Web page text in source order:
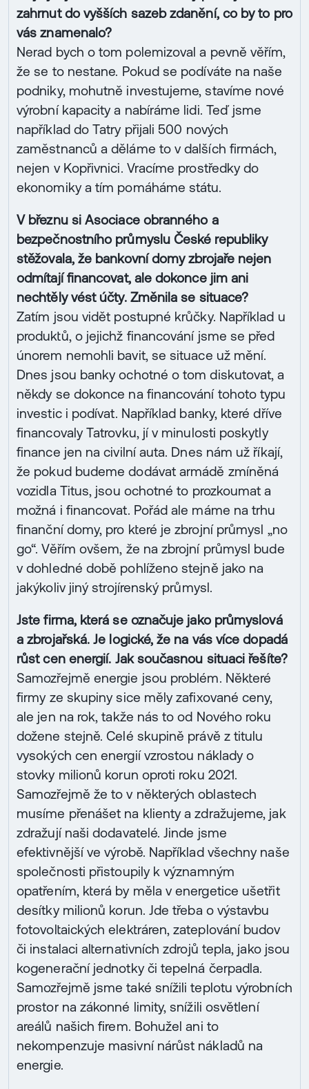
zahrnut do vyšších sazeb zdanění, co by to pro
vás znamenalo?
Nerad bych o tom polemizoval a pevně věřím,
že se to nestane. Pokud se podíváte na naše
podniky, mohutně investujeme, stavíme nové
výrobní kapacity a nabíráme lidi. Teď jsme
například do Tatry přijali 500 nových
zaměstnanců a děláme to v dalších firmách,
nejen v Kopřivnici. Vracíme prostředky do
ekonomiky a tím pomáháme státu.
V březnu si Asociace obranného a
bezpečnostního průmyslu České republiky
stěžovala, že bankovní domy zbrojaře nejen
odmítají financovat, ale dokonce jim ani
nechtěly vést účty. Změnila se situace?
Zatím jsou vidět postupné krůčky. Například u
produktů, o jejichž financování jsme se před
únorem nemohli bavit, se situace už mění.
Dnes jsou banky ochotné o tom diskutovat, a
někdy se dokonce na financování tohoto typu
investic i podívat. Například banky, které dříve
financovaly Tatrovku, jí v minulosti poskytly
finance jen na civilní auta. Dnes nám už říkají,
že pokud budeme dodávat armádě zmíněná
vozidla Titus, jsou ochotné to prozkoumat a
možná i financovat. Pořád ale máme na trhu
finanční domy, pro které je zbrojní průmysl „no
go“. Věřím ovšem, že na zbrojní průmysl bude
v dohledné době pohlíženo stejně jako na
jakýkoliv jiný strojírenský průmysl.
Jste firma, která se označuje jako průmyslová
a zbrojařská. Je logické, že na vás více dopadá
růst cen energií. Jak současnou situaci řešíte?
Samozřejmě energie jsou problém. Některé
firmy ze skupiny sice měly zafixované ceny,
ale jen na rok, takže nás to od Nového roku
dožene stejně. Celé skupině právě z titulu
vysokých cen energií vzrostou náklady o
stovky milionů korun oproti roku 2021.
Samozřejmě že to v některých oblastech
musíme přenášet na klienty a zdražujeme, jak
zdražují naši dodavatelé. Jinde jsme
efektivnější ve výrobě. Například všechny naše
společnosti přistoupily k významným
opatřením, která by měla v energetice ušetřit
desítky milionů korun. Jde třeba o výstavbu
fotovoltaických elektráren, zateplování budov
či instalaci alternativních zdrojů tepla, jako jsou
kogenerační jednotky či tepelná čerpadla.
Samozřejmě jsme také snížili teplotu výrobních
prostor na zákonné limity, snížili osvětlení
areálů našich firem. Bohužel ani to
nekompenzuje masivní nárůst nákladů na
energie.